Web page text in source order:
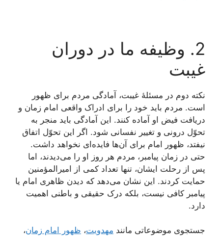
2. وظیفه ما در دوران
غیبت
نکته دوم در مسئلۀ غیبت، آمادگی مردم برای ظهور
است. مردم باید خود را برای ادراک واقعی امام زمان و
دریافت فیض او آماده کنند. این آمادگی باید منجر به
تحوّل درونی و تغییر نفسانی شود. اگر این تحوّل اتفاق
نیفتد، ظهور امام برای آن‌ها فایده‌ای نخواهد داشت.
حتی در زمان پیامبر، مردم هر روز او را می‌دیدند، اما
پس از رحلت ایشان، تنها تعداد کمی از امیرالمؤمنین
حمایت کردند. این نشان می‌دهد که دیدن ظاهری امام یا
پیامبر کافی نیست، بلکه درک حقیقی و باطنی اهمیت
دارد.
جستجوی موضوعاتی مانند مهدویت، ظهور امام زمان،